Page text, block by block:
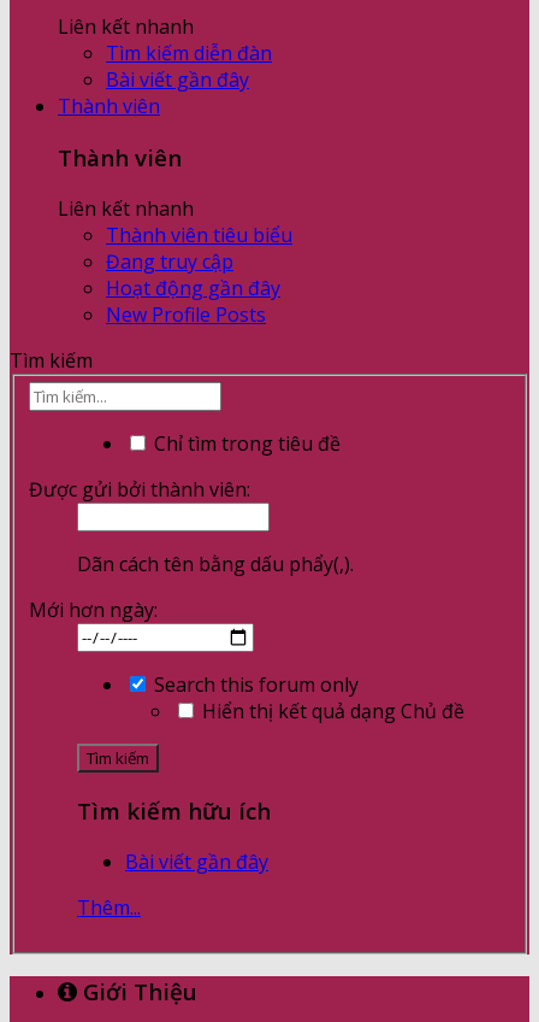
Liên kết nhanh
Tìm kiếm diễn đàn
Bài viết gần đây
Thành viên
Thành viên
Liên kết nhanh
Thành viên tiêu biểu
Đang truy cập
Hoạt động gần đây
New Profile Posts
Tìm kiếm
Chỉ tìm trong tiêu đề
Được gửi bởi thành viên:
Dãn cách tên bằng dấu phẩy(,).
Mới hơn ngày:
Search this forum only
Hiển thị kết quả dạng Chủ đề
Tìm kiếm hữu ích
Bài viết gần đây
Thêm...
Giới Thiệu